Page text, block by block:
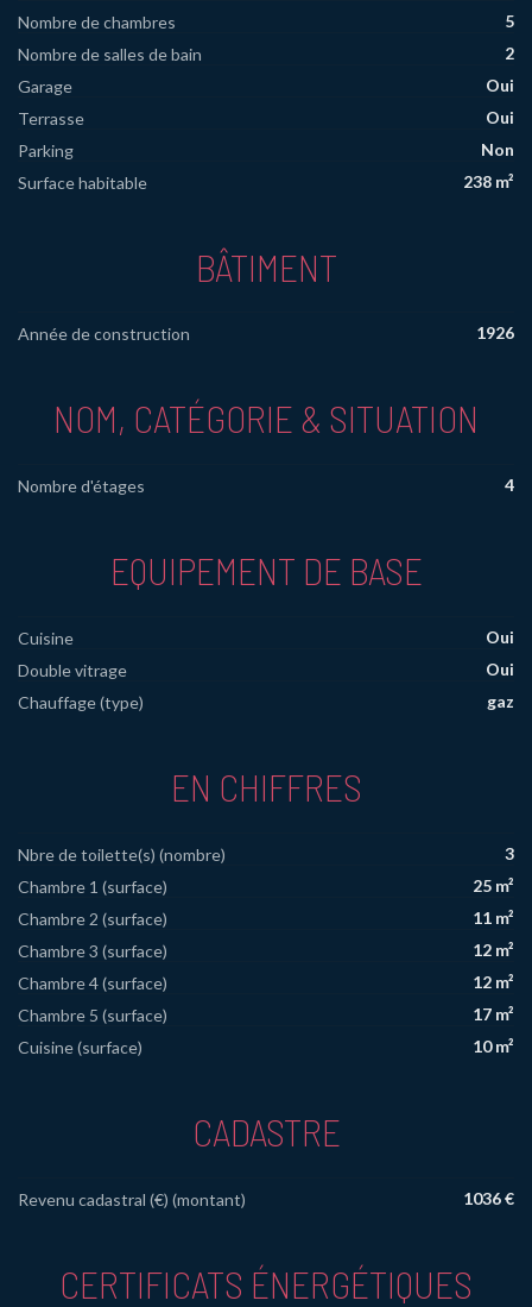
Nombre de chambres
5
Nombre de salles de bain
2
Garage
Oui
Terrasse
Oui
Parking
Non
Surface habitable
238 m²
BÂTIMENT
Année de construction 1926
NOM, CATÉGORIE & SITUATION
Nombre d'étages 4
EQUIPEMENT DE BASE
Cuisine
Oui
Double vitrage
Oui
Chauffage (type)
gaz
EN CHIFFRES
Nbre de toilette(s) (nombre)
3
Chambre 1 (surface)
25 m²
Chambre 2 (surface)
11 m²
Chambre 3 (surface)
12 m²
Chambre 4 (surface)
12 m²
Chambre 5 (surface)
17 m²
Cuisine (surface)
10 m²
CADASTRE
Revenu cadastral (€) (montant) 1036 €
CERTIFICATS ÉNERGÉTIQUES